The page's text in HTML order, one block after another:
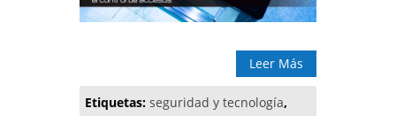
Leer Más
Etiquetas: seguridad y tecnología,